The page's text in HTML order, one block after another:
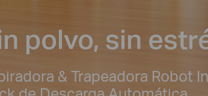
polvo, sin
& Trapeadora Robot